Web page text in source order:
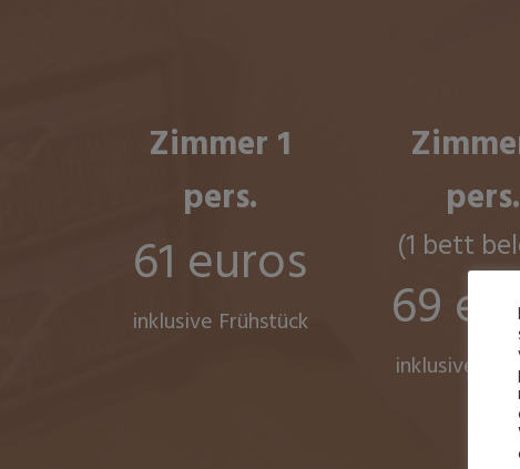
Zimmer 1
pers.
61 euros
inklusive Frühstück
pers.
(1 bett
69
inklusive